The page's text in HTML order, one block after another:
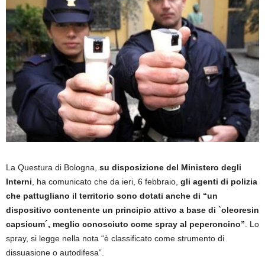
La Questura di Bologna, su disposizione del Ministero degli
Interni , ha comunicato che da ieri, 6 febbraio, gli agenti di polizia
che pattugliano il territorio sono dotati anche di “un
dispositivo contenente un principio attivo a base di `oleoresin
capsicum´, meglio conosciuto come spray al peperoncino” . Lo
spray, si legge nella nota “è classificato come strumento di
dissuasione o autodifesa”.